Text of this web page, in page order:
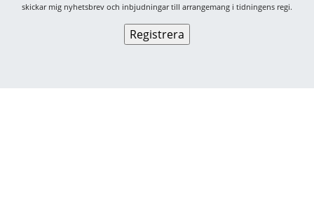
skickar mig nyhetsbrev och inbjudningar till arrangemang i tidningens regi.